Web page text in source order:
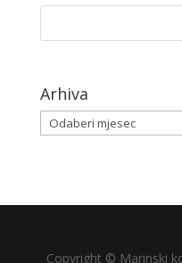
Arhiva
Arhiva
Copyright © Marinski